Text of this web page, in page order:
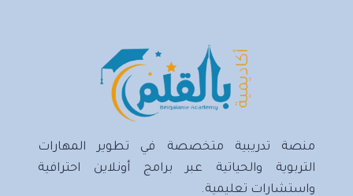
منصة تدريبية متخصصة في تطوير المهارات
التربوية والحياتية عبر برامج أونلاين احترافية
واستشارات تعليمية.